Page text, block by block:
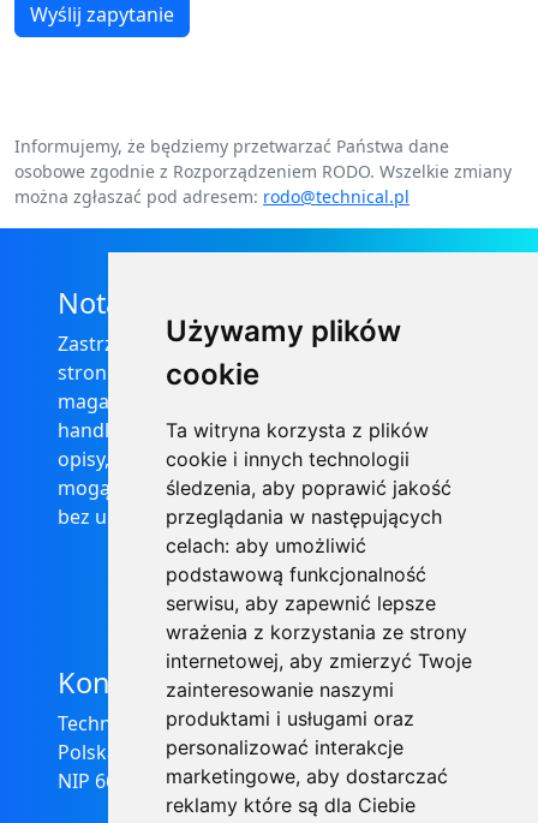
Używamy plików
cookie
Ta witryna korzysta z plików
cookie i innych technologii
śledzenia, aby poprawić jakość
przeglądania w następujących
celach: aby umożliwić
podstawową funkcjonalność
serwisu, aby zapewnić lepsze
wrażenia z korzystania ze strony
internetowej, aby zmierzyć Twoje
zainteresowanie naszymi
produktami i usługami oraz
personalizować interakcje
marketingowe, aby dostarczać
reklamy które są dla Ciebie
Wyślij zapytanie
Informujemy, że będziemy przetwarzać Państwa dane
osobowe zgodnie z Rozporządzeniem RODO. Wszelkie zmiany
można zgłaszać pod adresem: rodo@technical.pl
Nota prawna
Zastrzega się, że informacje zamieszczone na
stronie internetowej https://informator-
magazynowy.technical.pl/ nie stanowią oferty
handlowej w rozumieniu prawa, ponadto
opisy, dane techniczne i pozostałe informacje
mogą ulec zmianie bez podania przyczyny i
bez uprzedzenia.
Kontakt
Technical Grzegorz Tęgos
Polska, 62-600 Koło, ul. Toruńska 212
NIP 666-137-75-84, REGON 310288700